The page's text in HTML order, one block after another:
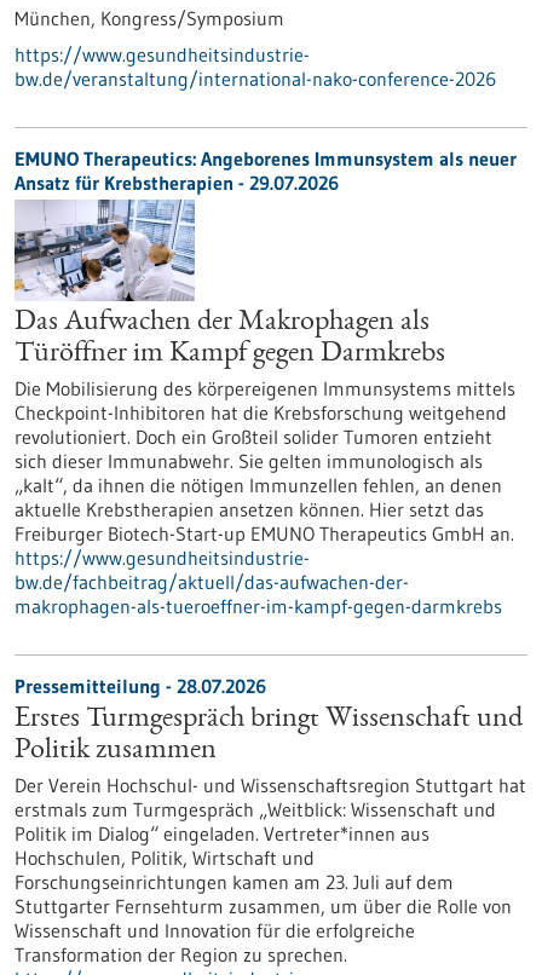
München, Kongress/Symposium
https://www.gesundheitsindustrie-
bw.de/veranstaltung/international-nako-conference-2026
EMUNO Therapeutics: Angeborenes Immunsystem als neuer
Ansatz für Krebstherapien - 29.07.2026
Das Aufwachen der Makrophagen als
Türöffner im Kampf gegen Darmkrebs
Die Mobilisierung des körpereigenen Immunsystems mittels
Checkpoint-Inhibitoren hat die Krebsforschung weitgehend
revolutioniert. Doch ein Großteil solider Tumoren entzieht
sich dieser Immunabwehr. Sie gelten immunologisch als
„kalt“, da ihnen die nötigen Immunzellen fehlen, an denen
aktuelle Krebstherapien ansetzen können. Hier setzt das
Freiburger Biotech-Start-up EMUNO Therapeutics GmbH an.
https://www.gesundheitsindustrie-
bw.de/fachbeitrag/aktuell/das-aufwachen-der-
makrophagen-als-tueroeffner-im-kampf-gegen-darmkrebs
Pressemitteilung - 28.07.2026
Erstes Turmgespräch bringt Wissenschaft und
Politik zusammen
Der Verein Hochschul- und Wissenschaftsregion Stuttgart hat
erstmals zum Turmgespräch „Weitblick: Wissenschaft und
Politik im Dialog“ eingeladen. Vertreter*innen aus
Hochschulen, Politik, Wirtschaft und
Forschungseinrichtungen kamen am 23. Juli auf dem
Stuttgarter Fernsehturm zusammen, um über die Rolle von
Wissenschaft und Innovation für die erfolgreiche
Transformation der Region zu sprechen.